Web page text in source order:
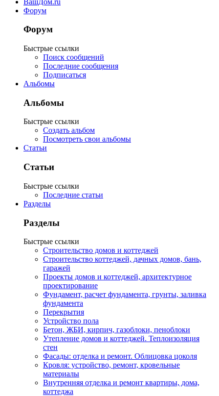
Форум
Форум
Быстрые ссылки
Поиск сообщений
Последние сообщения
Подписаться
Альбомы
Альбомы
Быстрые ссылки
Создать альбом
Посмотреть свои альбомы
Статьи
Статьи
Быстрые ссылки
Последние статьи
Разделы
Разделы
Быстрые ссылки
Строительство домов и коттеджей
Строительство коттеджей, дачных домов, бань,
гаражей
Проекты домов и коттеджей, архитектурное
проектирование
Фундамент, расчет фундамента, грунты, заливка
фундамента
Перекрытия
Устройство пола
Бетон, ЖБИ, кирпич, газоблоки, пеноблоки
Утепление домов и коттеджей. Теплоизоляция
стен
Фасады: отделка и ремонт. Облицовка цоколя
Кровля: устройство, ремонт, кровельные
материалы
Внутренняя отделка и ремонт квартиры, дома,
коттеджа